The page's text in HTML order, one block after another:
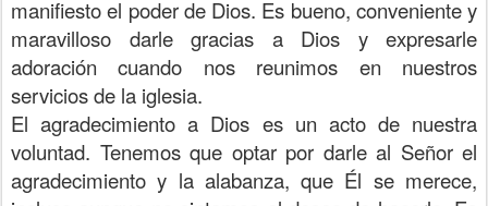
manifiesto el poder de Dios. Es bueno, conveniente y
maravilloso darle gracias a Dios y expresarle
adoración cuando nos reunimos en nuestros
servicios de la iglesia.
El agradecimiento a Dios es un acto de nuestra
voluntad. Tenemos que optar por darle al Señor el
agradecimiento y la alabanza, que Él se merece,